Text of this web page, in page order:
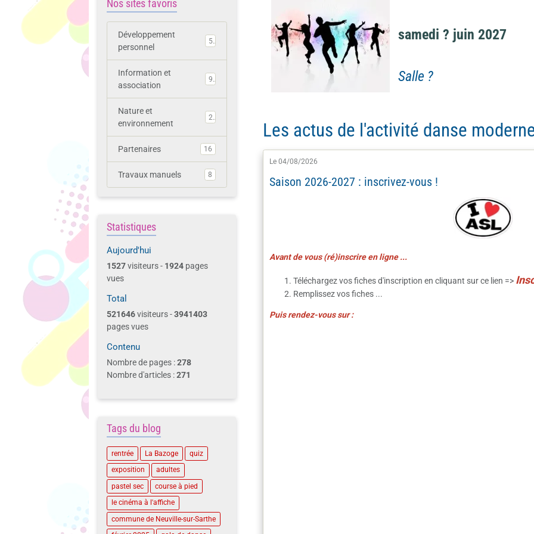
samedi ? juin 2027
Salle ?
Les actus de l'activité danse
Le 04/08/2026
Saison 2026-2027 : inscrivez-vous !
Avant de vous (ré)inscrire en ligne ...
Téléchargez vos fiches d'inscription en cliquant sur ce lien => I
Remplissez vos fiches ...
Puis rendez-vous sur :
Nos sites favoris
Développement
personnel
5
Information et
association
9
Nature et
environnement
2
Partenaires 16
Travaux manuels 8
Statistiques
Aujourd'hui
1527visiteurs - 1924 pages
vues
Total
521646visiteurs -3941403
pages vues
Contenu
Nombre de pages :278
Nombre d'articles :271
Tags du blog
rentrée La Bazoge
quiz
exposition
adultes
pastel sec
course à pied
le cinéma à l'affiche
commune de Neuville-sur-Sarthe